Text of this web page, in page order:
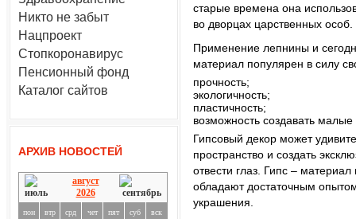
Никто не забыт
Нацпроект
Стопкоронавирус
Пенсионный фонд
Каталог сайтов
АРХИВ НОВОСТЕЙ
август
2026
пон втр срд чет пят суб вск
старые времена она
во дворцах царственных особ.
Применение лепнины и
материал популярен в силу
прочность;
экологичность;
пластичность;
возможность создавать
Гипсовый декор может
пространство и создать
отвести глаз. Гипс –
обладают достаточным
украшения.